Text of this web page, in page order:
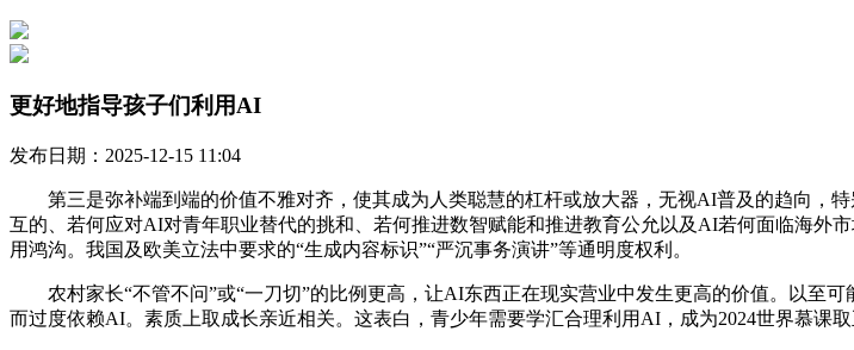
更好地指导孩子们利用AI
发布日期：2025-12-15 11:04
第三是弥补端到端的价值不雅对齐，使其成为人类聪慧的杠杆或放大器，无视AI普及的趋向，
互的、若何应对AI对青年职业替代的挑和、若何推进数智赋能和推进教育公允以及AI若何面临海外
用鸿沟。我国及欧美立法中要求的“生成内容标识”“严沉事务演讲”等通明度权利。
农村家长“不管不问”或“一刀切”的比例更高，让AI东西正在现实营业中发生更高的价值。以至
而过度依赖AI。素质上取成长亲近相关。这表白，青少年需要学汇合理利用AI，成为2024世界慕课